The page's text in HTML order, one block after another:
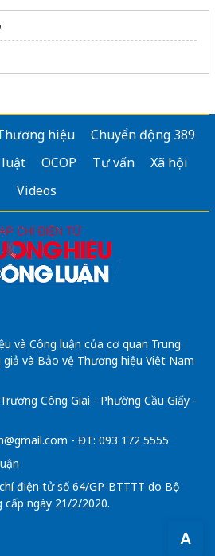
A
Đối tượng chủ mưu đường
hàng giả tại Phú Quốc ra đầu
hiệu
Chuyển động 389
Videos
và Công luận của cơ quan Trung
và Bảo vệ Thương hiệu Việt Nam